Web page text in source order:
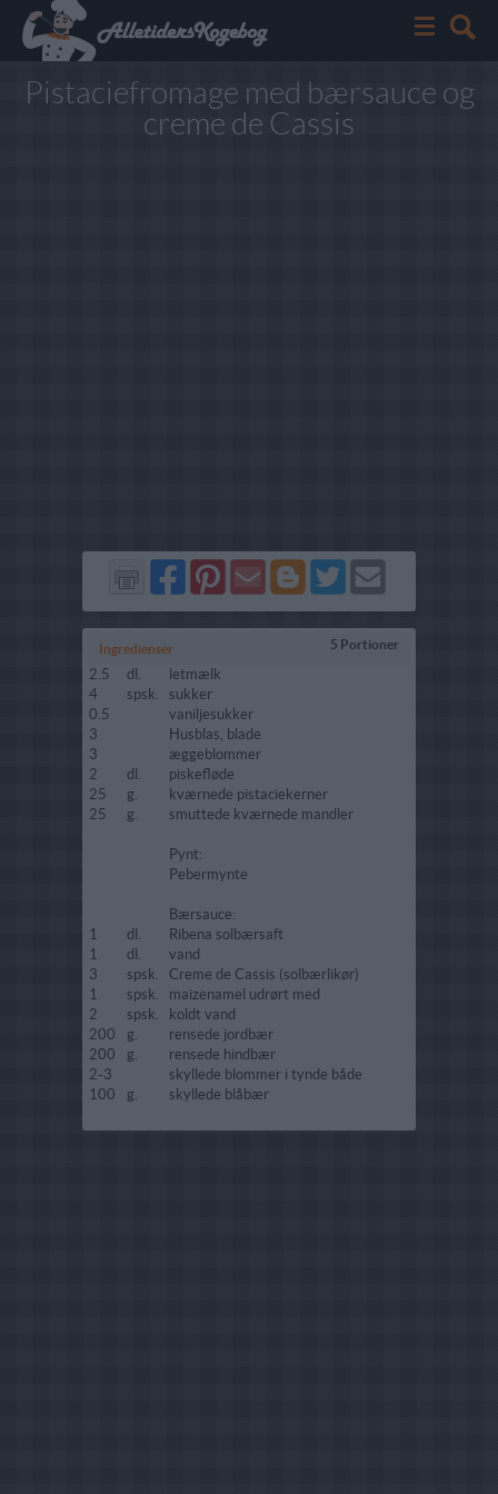
Pistaciefromage med bærsauce og
creme de Cassis
Del
på
Facebook
Del
på
Pinterest
Send
via
GMail
Del
på
Blogger
Del
på
Twitter
Send
Ingredienser 5 Portioner
2.5 dl.
letmælk
4
spsk.
sukker
0.5
vaniljesukker
3
Husblas, blade
3
æggeblommer
2
dl.
piskefløde
25
g.
kværnede pistaciekerner
25
g. smuttede kværnede mandler
Pynt:
Pebermynte
Bærsauce:
1
dl.
Ribena solbærsaft
1
dl.
vand
3
spsk.
Creme de Cassis (solbærlikør)
1
spsk.
maizenamel udrørt med
2
spsk.
koldt vand
200
g.
rensede jordbær
200
g.
rensede hindbær
2-3
skyllede blommer i tynde både
100
g. skyllede blåbær